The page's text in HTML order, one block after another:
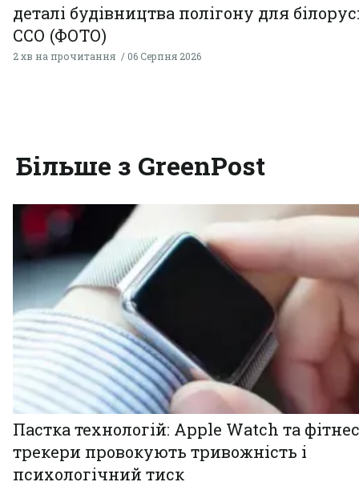
деталі будівництва полігону для
ССО (ФОТО)
2 хв на прочитання 06 Серпня 2026
Більше з GreenPost
Пастка технологій: Apple Watch та
трекери провокують тривожність і
психологічний тиск